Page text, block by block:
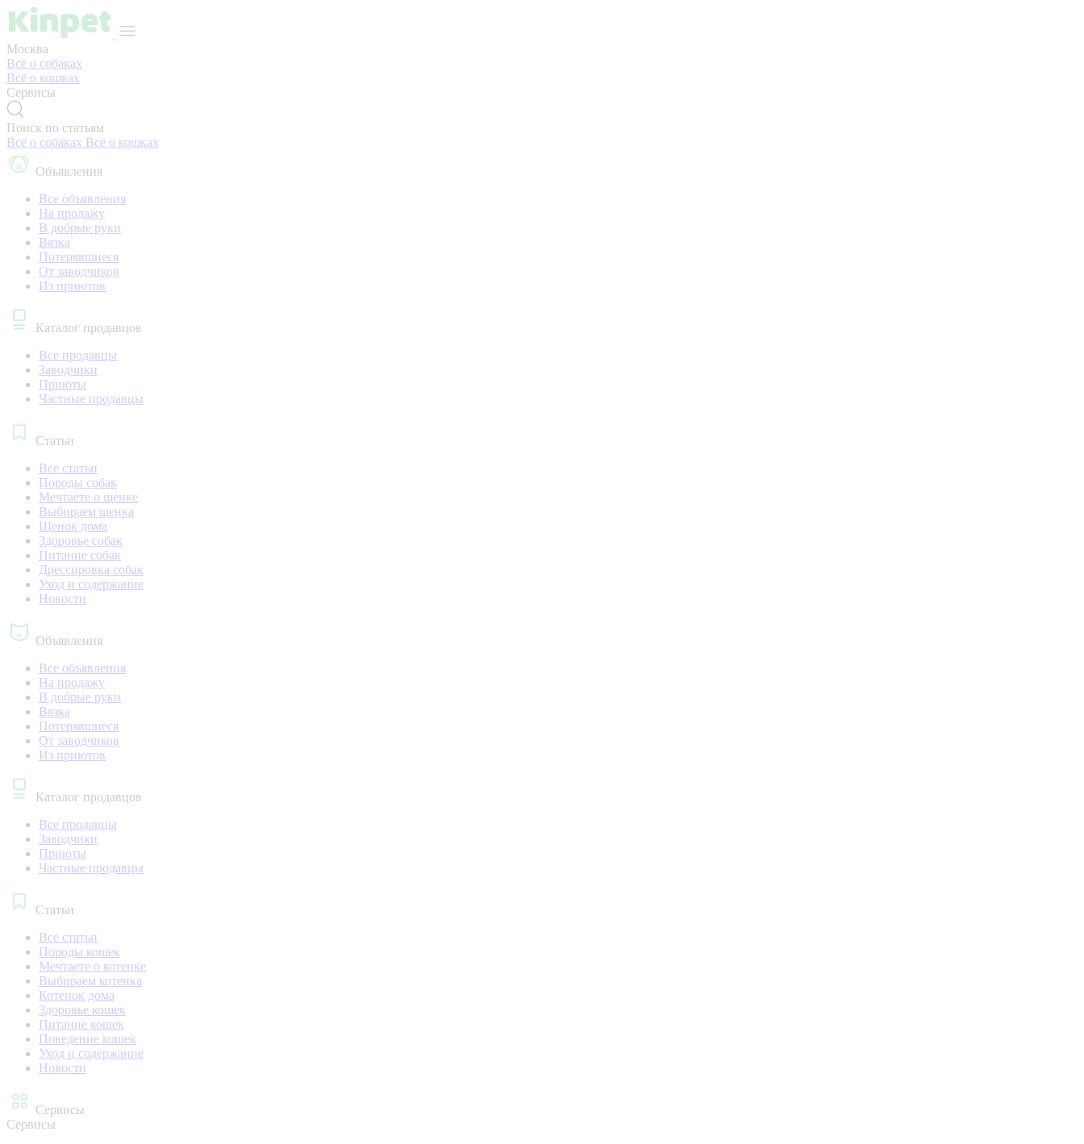
Москва
Всё о собаках
Всё о кошках
Сервисы
Поиск по статьям
Всё о собаках Всё о кошках
Объявления
Все объявления
На продажу
В добрые руки
Вязка
Потерявшиеся
От заводчиков
Из приютов
Каталог продавцов
Все продавцы
Заводчики
Приюты
Частные продавцы
Статьи
Все статьи
Породы собак
Мечтаете о щенке
Выбираем щенка
Щенок дома
Здоровье собак
Питание собак
Дрессировка собак
Уход и содержание
Новости
Объявления
Все объявления
На продажу
В добрые руки
Вязка
Потерявшиеся
От заводчиков
Из приютов
Каталог продавцов
Все продавцы
Заводчики
Приюты
Частные продавцы
Статьи
Все статьи
Породы кошек
Мечтаете о котенке
Выбираем котенка
Котенок дома
Здоровье кошек
Питание кошек
Поведение кошек
Уход и содержание
Новости
Сервисы
Сервисы